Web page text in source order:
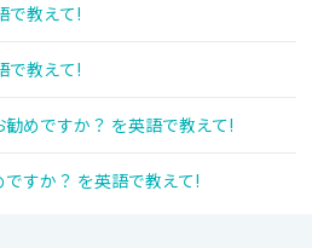
で教えて!
で教えて!
めですか？ を英語で教えて!
すか？ を英語で教えて!